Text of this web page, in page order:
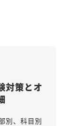
対策とオ
別、科目別